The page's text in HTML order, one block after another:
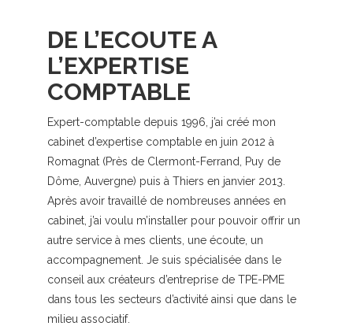
DE L’ECOUTE A
L’EXPERTISE
COMPTABLE
Expert-comptable depuis 1996, j’ai créé mon
cabinet d’expertise comptable en juin 2012 à
Romagnat (Près de Clermont-Ferrand, Puy de
Dôme, Auvergne) puis à Thiers en janvier 2013.
Après avoir travaillé de nombreuses années en
cabinet, j’ai voulu m’installer pour pouvoir offrir un
autre service à mes clients, une écoute, un
accompagnement. Je suis spécialisée dans le
conseil aux créateurs d’entreprise de TPE-PME
dans tous les secteurs d’activité ainsi que dans le
milieu associatif.